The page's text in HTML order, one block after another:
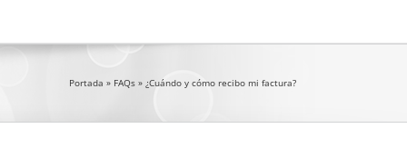
Portada » FAQs » ¿Cuándo y cómo recibo mi factura?